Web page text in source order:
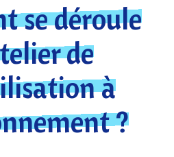
se déroule
de
à
?